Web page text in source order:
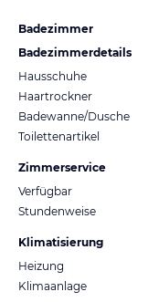
Badezimmer
Badezimmerdetails
Hausschuhe
Haartrockner
Badewanne/Dusche
Toilettenartikel
Zimmerservice
Verfügbar
Stundenweise
Klimatisierung
Heizung
Klimaanlage